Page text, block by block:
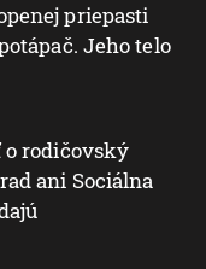
priepasti
Jeho telo
o rodičovský
ani Sociálna